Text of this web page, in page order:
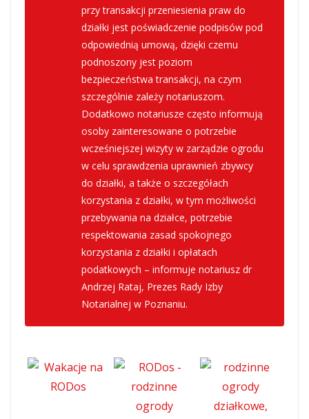
przy transakcji przeniesienia praw do
działki jest poświadczenie podpisów pod
odpowiednią umową, dzięki czemu
podnoszony jest poziom
bezpieczeństwa transakcji, na czym
szczególnie zależy notariuszom.
Dodatkowo notariusze często informują
osoby zainteresowane o potrzebie
wcześniejszej wizyty w zarządzie ogrodu
w celu sprawdzenia uprawnień zbywcy
do działki, a także o szczegółach
korzystania z działki, w tym możliwości
przebywania na działce, potrzebie
respektowania zasad spokojnego
korzystania z działki i opłatach
podatkowych – informuje notariusz dr
Andrzej Rataj, Prezes Rady Izby
Notarialnej w Poznaniu.